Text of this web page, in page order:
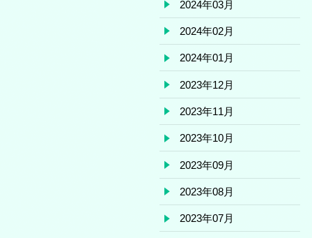
2024年03月
2024年02月
2024年01月
2023年12月
2023年11月
2023年10月
2023年09月
2023年08月
2023年07月